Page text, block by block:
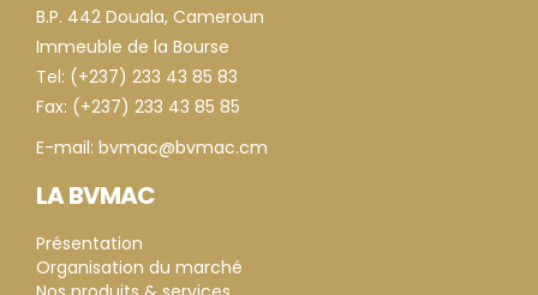
B.P. 442 Douala, Cameroun
Immeuble de la Bourse
Tel: (+237) 233 43 85 83
Fax: (+237) 233 43 85 85
E-mail: bvmac@bvmac.cm
LA BVMAC
Présentation
Organisation du marché